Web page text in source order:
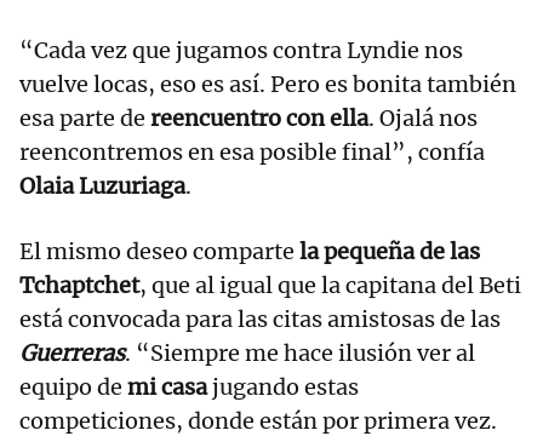
“Cada vez que jugamos contra Lyndie nos
vuelve locas, eso es así. Pero es bonita también
esa parte de reencuentro con ella. Ojalá nos
reencontremos en esa posible final”, confía
Olaia Luzuriaga.
El mismo deseo comparte la pequeña de las
Tchaptchet, que al igual que la capitana del Beti
está convocada para las citas amistosas de las
Guerreras. “Siempre me hace ilusión ver al
equipo de mi casajugando estas
competiciones, donde están por primera vez.